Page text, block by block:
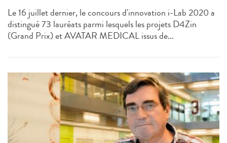
Le 16 juillet dernier, le concours d'innovation i-Lab 2020 a
distingué 73 lauréats parmi lesquels les projets D4Zin
(Grand Prix) et AVATAR MEDICAL issus de...